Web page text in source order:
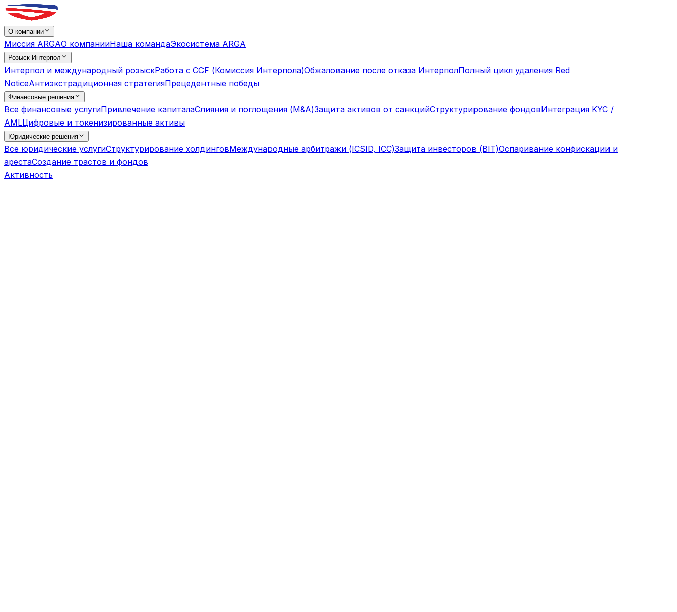
О компании
Миссия ARGAО компанииНаша командаЭкосистема ARGA
Розыск Интерпол
Интерпол и международный розыскРабота с CCF (Комиссия Интерпола)Обжалование после отказа ИнтерполПолный цикл удаления Red
NoticeАнтиэкстрадиционная стратегияПрецедентные победы
Финансовые решения
Все финансовые услугиПривлечение капиталаСлияния и поглощения (M&A)Защита активов от санкцийСтруктурирование фондовИнтеграция KYC /
AMLЦифровые и токенизированные активы
Юридические решения
Все юридические услугиСтруктурирование холдинговМеждународные арбитражи (ICSID, ICC)Защита инвесторов (BIT)Оспаривание конфискации и
арестаСоздание трастов и фондов
Активность